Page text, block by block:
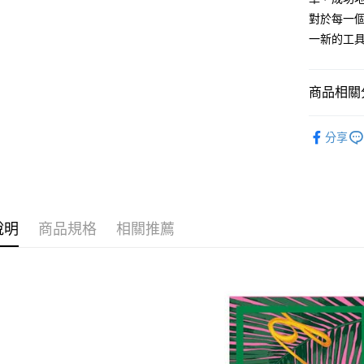
對於每一
一新的工
商品相關
分享
明 商品規格 相關推薦